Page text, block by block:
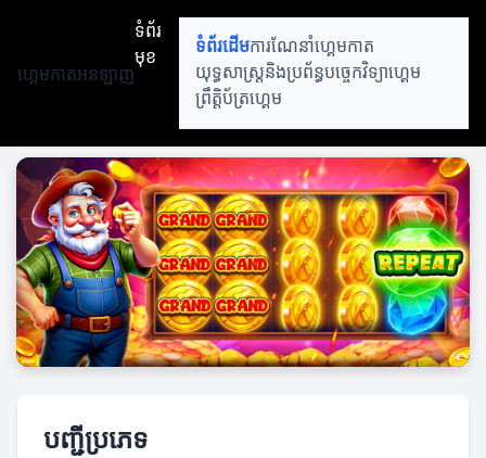
ហ្គេមកាតអនឡាញ
ទំព័រ
មុខ
ទំព័រដើមការណែនាំហ្គេមកាត
យុទ្ធសាស្ត្រនិងប្រព័ន្ធបច្ចេកវិទ្យាហ្គេម
ព្រឹត្តិប័ត្រហ្គេម
បញ្ជីប្រភេទ